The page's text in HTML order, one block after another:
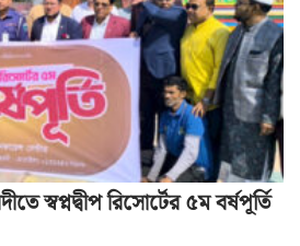
স্বপ্নদ্বীপ রিসোর্টের ৫ম বর্ষপূর্তি